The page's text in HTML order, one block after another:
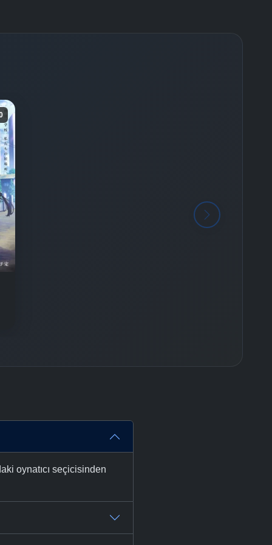
Bölüm No:
Bölüm No:
- Bölüm No:
Bölüm No:
Bölüm No:
Bölüm No:
-Bölüm No:
Bölüm No: 47
oynatıcı seçicisinden